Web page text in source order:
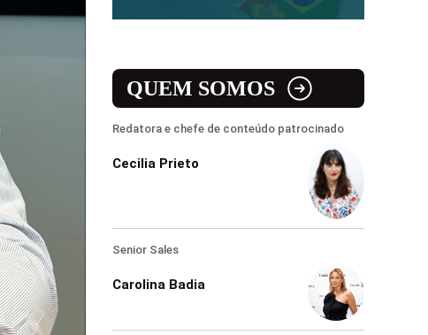
QUEM SOMOS
Redatora e chefe de conteúdo patrocinado
Cecilia Prieto
Senior Sales
Carolina Badia